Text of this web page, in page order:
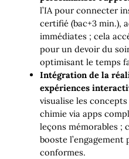
l’IA pour connecter
certifié (bac+3 min.),
immédiates ; cela
pour un devoir du
optimisant le temps
Intégration de la
expériences
visualise les
chimie via apps
leçons mémorables ;
booste l’engagement
conformes.